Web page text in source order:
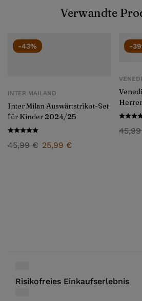
Verwandte
-43%
INTER MAILAND
Inter Milan Auswärtstrikot-Set
für Kinder 2024/25
45,99€ 25,99 €
-
Risikofreies Einkaufserlebnis